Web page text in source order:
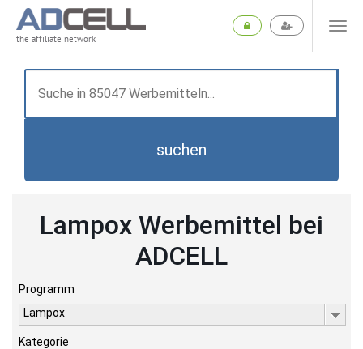
the affiliate network
suchen
Lampox Werbemittel bei
ADCELL
Programm
Lampox
Kategorie